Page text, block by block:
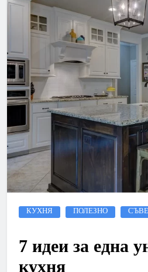
КУХНЯ ПОЛЕЗНО
7 идеи за една
кухня